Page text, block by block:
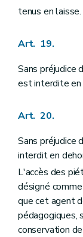
tenus en laisse.
Art. 19.
Sans préjudice
est interdite en
Art. 20.
Sans préjudice
interdit en
L'accès des
désigné
que cet agent
pédagogiques,
conservation